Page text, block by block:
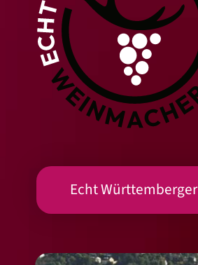
Echt Württemberger